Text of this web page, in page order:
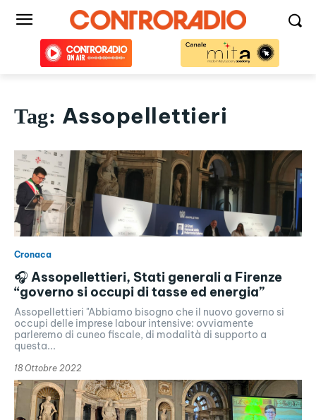
Tag: Assopellettieri
Cronaca
🎧 Assopellettieri, Stati generali a Firenze
“governo si occupi di tasse ed energia”
Assopellettieri "Abbiamo bisogno che il nuovo governo si
occupi delle imprese labour intensive: ovviamente
parleremo di cuneo fiscale, di modalità di supporto a
questa...
18 Ottobre 2022